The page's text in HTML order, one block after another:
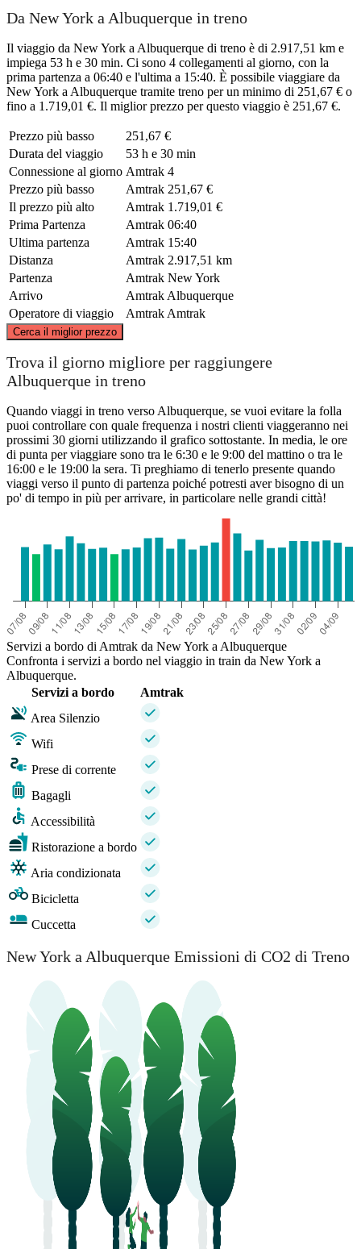
Da New York a Albuquerque in treno
Il viaggio da New York a Albuquerque di treno è di 2.917,51 km e
impiega 53 h e 30 min. Ci sono 4 collegamenti al giorno, con la
prima partenza a 06:40 e l'ultima a 15:40. È possibile viaggiare da
New York a Albuquerque tramite treno per un minimo di 251,67 € o
fino a 1.719,01 €. Il miglior prezzo per questo viaggio è 251,67 €.
Prezzo più basso
251,67 €
Durata del viaggio
53 h e 30 min
Connessione al giorno Amtrak 4
Prezzo più basso
Amtrak 251,67 €
Il prezzo più alto
Amtrak 1.719,01 €
Prima Partenza
Amtrak 06:40
Ultima partenza
Amtrak 15:40
Distanza
Amtrak 2.917,51 km
Partenza
Amtrak New York
Arrivo
Amtrak Albuquerque
Operatore di viaggio
Amtrak Amtrak
Cerca il miglior prezzo
New York, NY
Albuquerque, NM
©CARTO
Trova il giorno migliore per raggiungere
Albuquerque in treno
Quando viaggi in treno verso Albuquerque, se vuoi evitare la folla
puoi controllare con quale frequenza i nostri clienti viaggeranno nei
prossimi 30 giorni utilizzando il grafico sottostante. In media, le ore
di punta per viaggiare sono tra le 6:30 e le 9:00 del mattino o tra le
16:00 e le 19:00 la sera. Ti preghiamo di tenerlo presente quando
viaggi verso il punto di partenza poiché potresti aver bisogno di un
po' di tempo in più per arrivare, in particolare nelle grandi città!
Servizi a bordo di Amtrak da New York a Albuquerque
Confronta i servizi a bordo nel viaggio in train da New York a
Albuquerque.
Servizi a bordo
Amtrak
Area Silenzio
Wifi
Prese di corrente
Bagagli
Accessibilità
Ristorazione a bordo
Aria condizionata
Bicicletta
Cuccetta
New York a Albuquerque Emissioni di CO2 di Treno